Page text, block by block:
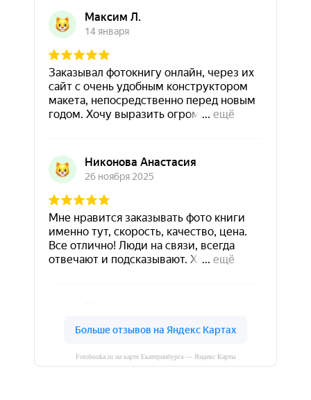
Fotobooka.ru на карте Екатеринбурга — Яндекс Карты